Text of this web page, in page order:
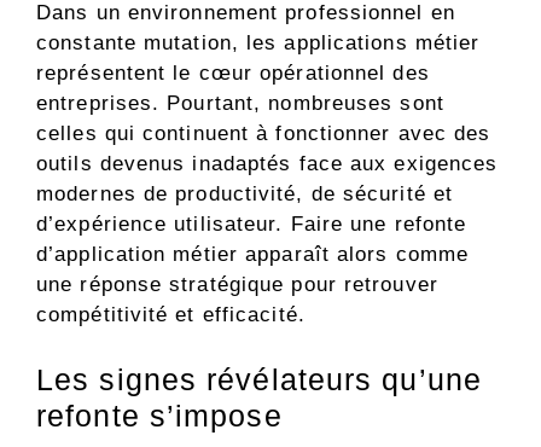
Dans un environnement professionnel en
constante mutation, les applications métier
représentent le cœur opérationnel des
entreprises. Pourtant, nombreuses sont
celles qui continuent à fonctionner avec des
outils devenus inadaptés face aux exigences
modernes de productivité, de sécurité et
d’expérience utilisateur. Faire une refonte
d’application métier apparaît alors comme
une réponse stratégique pour retrouver
compétitivité et efficacité.
Les signes révélateurs qu’une
refonte s’impose